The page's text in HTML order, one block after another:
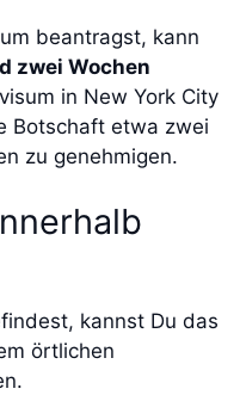
beantragst, kann
zwei Wochen
in New York City
Botschaft etwa zwei
zu genehmigen.
kannst Du das
örtlichen